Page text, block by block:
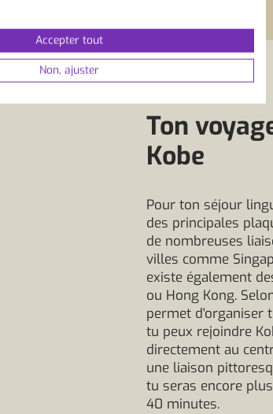
Ton
Kobe
Pour ton séjour
des principales
de nombreuses
villes comme
existe également
ou Hong Kong.
permet d'organiser
tu peux rejoindre
directement au
une liaison
tu seras encore
40 minutes.
Accepter tout
Non, ajuster